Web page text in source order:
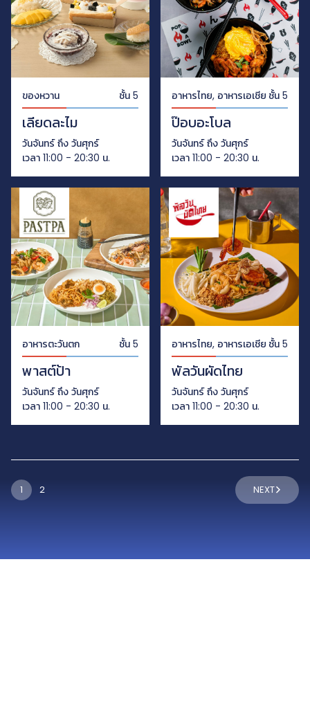
ของหวาน ชั้น 5
เลียดละไม
วันจันทร์ ถึง วันศุกร์
เวลา 11:00 - 20:30 น.
อาหารไทย, อาหารเอเชีย ชั้น 5
ป๊อบอะโบล
วันจันทร์ ถึง วันศุกร์
เวลา 11:00 - 20:30 น.
อาหารตะวันตก ชั้น 5
พาสต์ป้า
วันจันทร์ ถึง วันศุกร์
เวลา 11:00 - 20:30 น.
อาหารไทย, อาหารเอเชีย ชั้น 5
พัลวันผัดไทย
วันจันทร์ ถึง วันศุกร์
เวลา 11:00 - 20:30 น.
1 2 NEXT